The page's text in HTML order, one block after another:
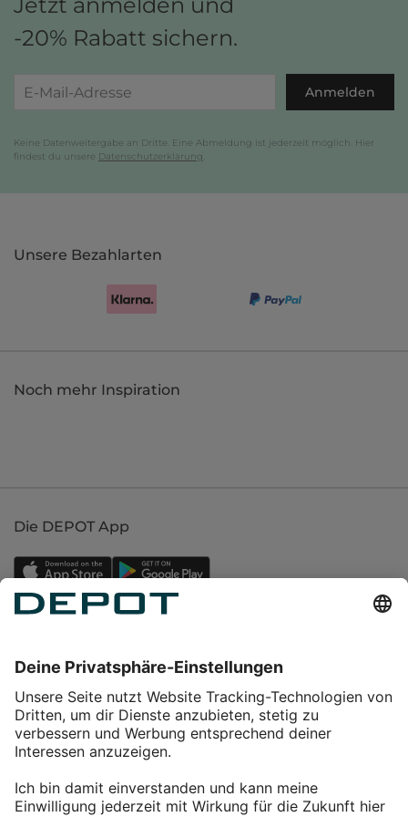
-20% Rabatt sichern.
Anmelden
Keine Datenweitergabe an Dritte. Eine Abmeldung ist jederzeit möglich. Hier
findest du unsere Datenschutzerklärung
Unsere Bezahlarten
Noch mehr Inspiration
Die DEPOT App
Service
Über DEPOT
Kontakt